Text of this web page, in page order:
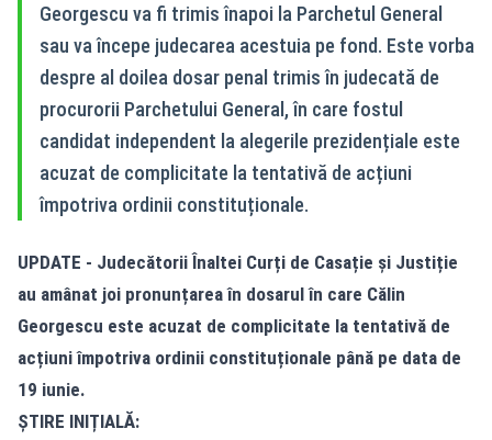
Georgescu va fi trimis înapoi la Parchetul General
sau va începe judecarea acestuia pe fond. Este vorba
despre al doilea dosar penal trimis în judecată de
procurorii Parchetului General, în care fostul
candidat independent la alegerile prezidențiale este
acuzat de complicitate la tentativă de acțiuni
împotriva ordinii constituționale.
UPDATE - Judecătorii Înaltei Curți de Casație și Justiție
au amânat joi pronunțarea în dosarul în care Călin
Georgescu este acuzat de complicitate la tentativă de
acțiuni împotriva ordinii constituționale până pe data de
19 iunie.
ȘTIRE INIȚIALĂ: